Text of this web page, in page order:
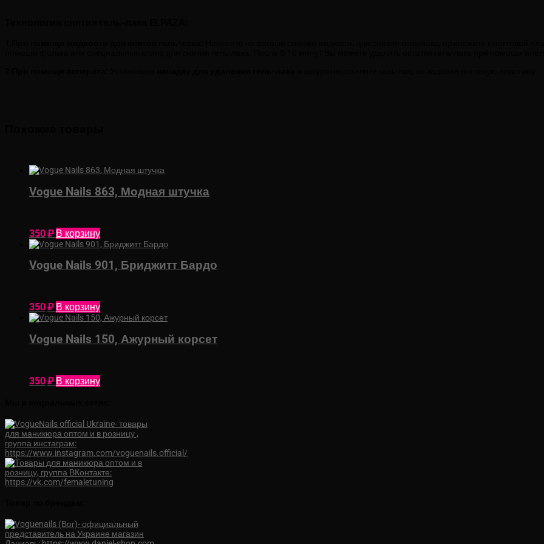
Vogue Nails 863, Модная штучка
350₽ В корзину
Vogue Nails 901, Бриджитт Бардо
350₽ В корзину
Vogue Nails 150, Ажурный корсет
350₽ В корзину